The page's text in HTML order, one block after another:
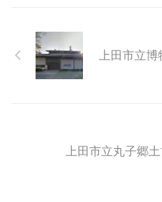
上田市立博
上田市立丸子郷